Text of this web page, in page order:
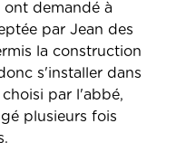
ont demandé à
par Jean des
la construction
s'installer dans
par l'abbé,
plusieurs fois